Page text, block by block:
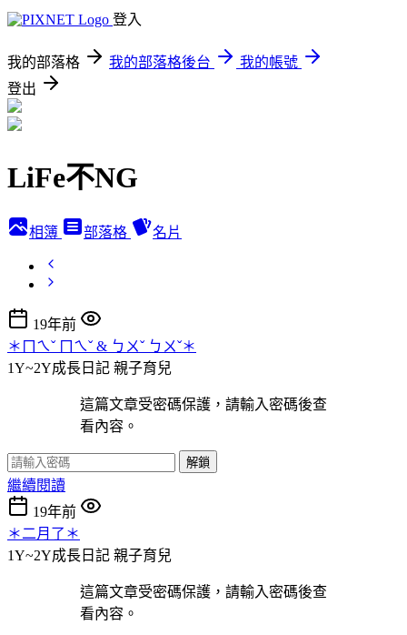
登入
我的部落格 我的部落格後台
我的帳號
登出
LiFe不NG
相簿 部落格 名片
19年前
＊ㄇㄟˇ ㄇㄟˇ & ㄅㄨˇ ㄅㄨˇ＊
1Y~2Y成長日記 親子育兒
這篇文章受密碼保護，請輸入密碼後查
看內容。
解鎖
繼續閱讀
19年前
＊二月了＊
1Y~2Y成長日記 親子育兒
這篇文章受密碼保護，請輸入密碼後查
看內容。